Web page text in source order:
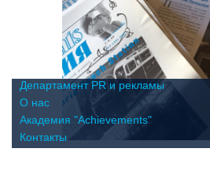
Департамент PR и рекламы
О нас
Академия "Achievements"
Контакты